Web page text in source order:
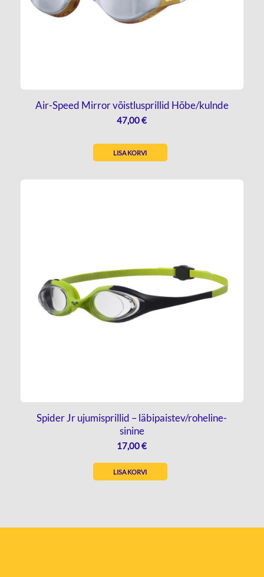
Air-Speed Mirror võistlusprillid Hõbe/kulnde
47,00€
LISA KORVI
Spider Jr ujumisprillid – läbipaistev/roheline-
sinine
17,00€
LISA KORVI